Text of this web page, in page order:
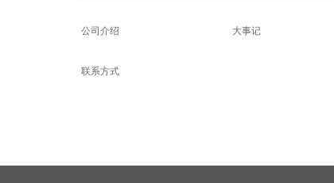
公司介绍 大事记
联系方式